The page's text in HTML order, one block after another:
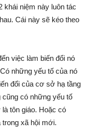
khái niệm này luôn tác
Cái này sẽ kéo theo
việc làm biến đổi nó
những yếu tố của nó
đổi của cơ sở hạ tầng
có những yếu tố
tôn giáo. Hoặc có
xã hội mới.